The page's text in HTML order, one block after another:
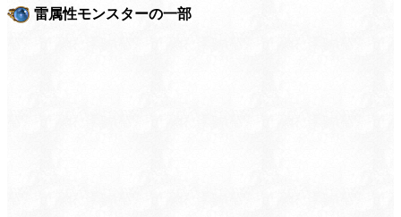
雷属性モンスターの一部